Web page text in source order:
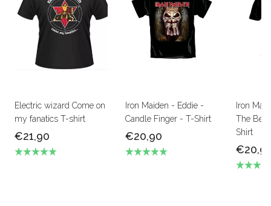
Electric wizard Come on
my fanatics T-shirt
€21,90
Iron Maiden - Eddie -
Candle Finger - T-Shirt
€20,90
Iron
The
Shirt